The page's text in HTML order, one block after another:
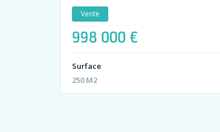
Vente
998 000 €
Surface
250 M2